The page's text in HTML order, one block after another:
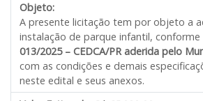
Objeto:
A presente licitação tem por objeto a
instalação de parque infantil, conforme
013/2025 – CEDCA/PR aderida pelo
com as condições e demais
neste edital e seus anexos.